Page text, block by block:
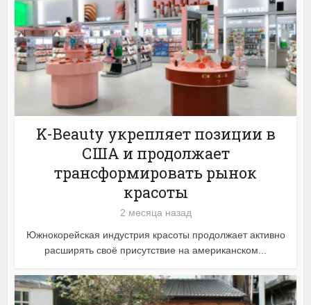
K-Beauty укрепляет позиции в
США и продолжает
трансформировать рынок
красоты
2 месяца назад
Южнокорейская индустрия красоты продолжает активно
расширять своё присутствие на американском...